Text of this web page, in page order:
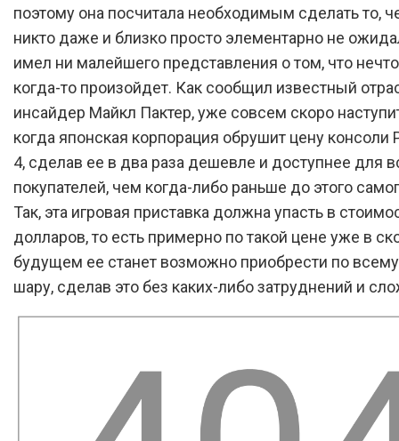
поэтому она посчитала необходимым сделать то,
никто даже и близко просто элементарно не
имел ни малейшего представления о том, что
когда-то произойдет. Как сообщил известный
инсайдер Майкл Пактер, уже совсем скоро
когда японская корпорация обрушит цену консоли
4, сделав ее в два раза дешевле и доступнее для
покупателей, чем когда-либо раньше до этого
Так, эта игровая приставка должна упасть в
долларов, то есть примерно по такой цене уже в
будущем ее станет возможно приобрести по
шару, сделав это без каких-либо затруднений и